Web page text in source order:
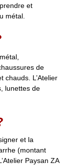
et
métal.
de
chauds. L’Atelier
lunettes de
et la
(montant
Paysan ZA